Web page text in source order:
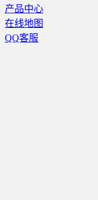
产品中心
在线地图
QQ客服